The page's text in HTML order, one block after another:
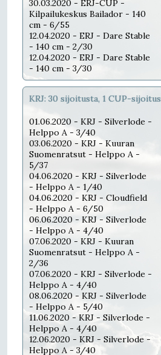
30.03.2020 - ERJ-CUP -
Kilpailukeskus Bailador - 140
cm - 6/55
12.04.2020 - ERJ - Dare Stable
- 140 cm - 2/30
12.04.2020 - ERJ - Dare Stable
- 140 cm - 3/30
KRJ: 30 sijoitusta, 1 CUP-sijoitus
01.06.2020 - KRJ - Silverlode -
Helppo A - 3/40
03.06.2020 - KRJ - Kuuran
Suomenratsut - Helppo A -
5/37
04.06.2020 - KRJ - Silverlode
- Helppo A - 1/40
04.06.2020 - KRJ - Cloudfield
- Helppo A - 6/50
06.06.2020 - KRJ - Silverlode
- Helppo A - 4/40
07.06.2020 - KRJ - Kuuran
Suomenratsut - Helppo A -
2/36
07.06.2020 - KRJ - Silverlode -
Helppo A - 4/40
08.06.2020 - KRJ - Silverlode
- Helppo A - 5/40
11.06.2020 - KRJ - Silverlode -
Helppo A - 4/40
12.06.2020 - KRJ - Silverlode -
Helppo A - 3/40